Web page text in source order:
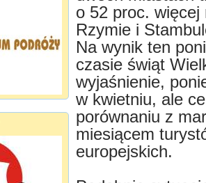
o 52 proc.
Rzymie i
Na wynik ten
czasie świąt
wyjaśnienie,
w kwietniu, ale
porównaniu z
miesiącem
europejskich.